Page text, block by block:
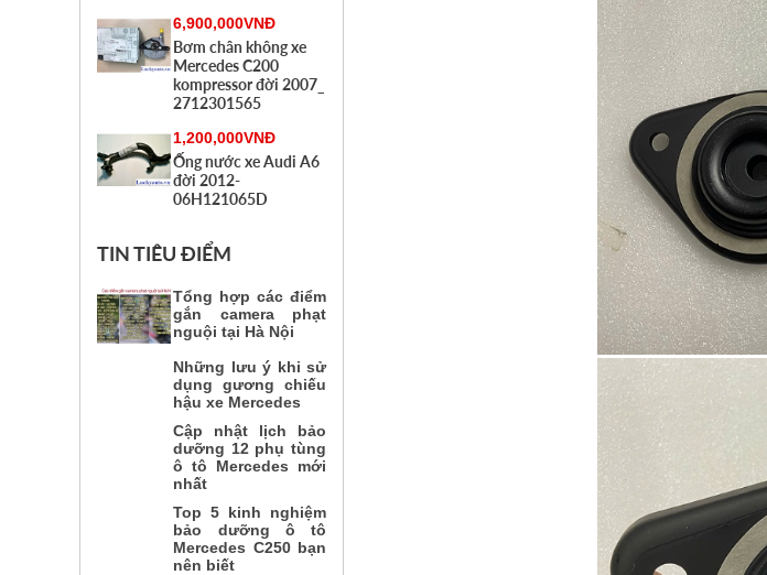
6,900,000VNĐ
Bơm chân không xe
Mercedes C200
kompressor đời 2007_
2712301565
1,200,000VNĐ
Ống nước xe Audi A6
đời 2012-
06H121065D
TIN TIÊU ĐIỂM
Tổng hợp các điểm
gắn camera phạt
nguội tại Hà Nội
Những lưu ý khi sử
dụng gương chiếu
hậu xe Mercedes
Cập nhật lịch bảo
dưỡng 12 phụ tùng
ô tô Mercedes mới
nhất
Top 5 kinh nghiệm
bảo dưỡng ô tô
Mercedes C250 bạn
nên biết